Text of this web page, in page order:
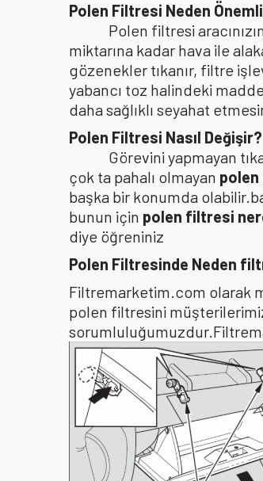
Polen Filtresi Neden
Polen filtresi
miktarına kadar hava ile
gözenekler tıkanır, filtre
yabancı toz halindeki
daha sağlıklı seyahat
Polen Filtresi Nasıl Değişir?
Görevini yapmayan
çok ta pahalı olmayan
başka bir konumda
bunun için polen filtresi
diye öğreniniz
Polen Filtresinde Neden
Filtremarketim.com olarak
polen filtresini